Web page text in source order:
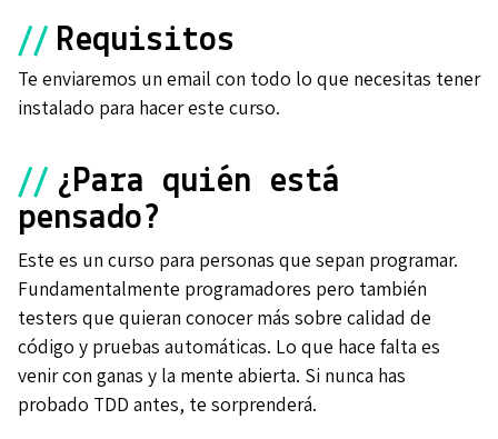
// Requisitos
Te enviaremos un email con todo lo que necesitas tener
instalado para hacer este curso.
// ¿Para quién está
pensado?
Este es un curso para personas que sepan programar.
Fundamentalmente programadores pero también
testers que quieran conocer más sobre calidad de
código y pruebas automáticas. Lo que hace falta es
venir con ganas y la mente abierta. Si nunca has
probado TDD antes, te sorprenderá.